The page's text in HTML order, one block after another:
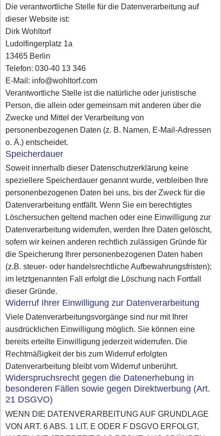
Die verantwortliche Stelle für die Datenverarbeitung auf
dieser Website ist:
Dirk Wohltorf
Ludolfingerplatz 1a
13465 Berlin
Telefon: 030-40 13 346
E-Mail: info@wohltorf.com
Verantwortliche Stelle ist die natürliche oder juristische
Person, die allein oder gemeinsam mit anderen über die
Zwecke und Mittel der Verarbeitung von
personenbezogenen Daten (z. B. Namen, E-Mail-Adressen
o. Ä.) entscheidet.
Speicherdauer
Soweit innerhalb dieser Datenschutzerklärung keine
speziellere Speicherdauer genannt wurde, verbleiben Ihre
personenbezogenen Daten bei uns, bis der Zweck für die
Datenverarbeitung entfällt. Wenn Sie ein berechtigtes
Löschersuchen geltend machen oder eine Einwilligung zur
Datenverarbeitung widerrufen, werden Ihre Daten gelöscht,
sofern wir keinen anderen rechtlich zulässigen Gründe für
die Speicherung Ihrer personenbezogenen Daten haben
(z.B. steuer- oder handelsrechtliche Aufbewahrungsfristen);
im letztgenannten Fall erfolgt die Löschung nach Fortfall
dieser Gründe.
Widerruf Ihrer Einwilligung zur Datenverarbeitung
Viele Datenverarbeitungsvorgänge sind nur mit Ihrer
ausdrücklichen Einwilligung möglich. Sie können eine
bereits erteilte Einwilligung jederzeit widerrufen. Die
Rechtmäßigkeit der bis zum Widerruf erfolgten
Datenverarbeitung bleibt vom Widerruf unberührt.
Widerspruchsrecht gegen die Datenerhebung in
besonderen Fällen sowie gegen Direktwerbung (Art.
21 DSGVO)
WENN DIE DATENVERARBEITUNG AUF GRUNDLAGE
VON ART. 6 ABS. 1 LIT. E ODER F DSGVO ERFOLGT,